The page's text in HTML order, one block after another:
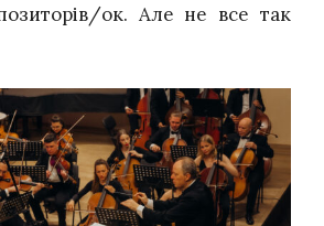
ок. Але не все так